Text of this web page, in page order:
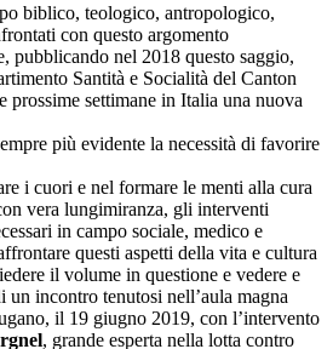
biblico, teologico, antropologico,
con questo argomento
pubblicando nel 2018 questo saggio,
Santità e Socialità del Canton
prossime settimane in Italia una nuova
più evidente la necessità di favorire
i cuori e nel formare le menti alla cura
vera lungimiranza, gli interventi
in campo sociale, medico e
questi aspetti della vita e cultura
il volume in questione e vedere e
un incontro tenutosi nell’aula magna
il 19 giugno 2019, con l’intervento
, grande esperta nella lotta contro